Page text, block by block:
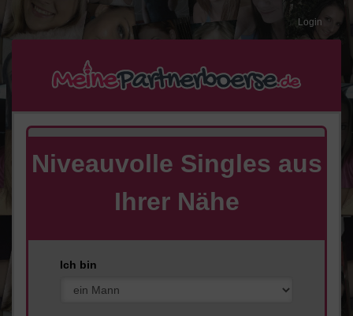
Login
Niveauvolle Singles aus
Ihrer Nähe
Ich bin